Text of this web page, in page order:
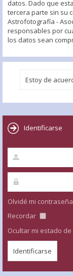
datos. Dado que
tercera parte sin su
Astrofotografía -
responsables por
los datos sean
Identificarse
Olvidé mi contraseña
Recordar
Ocultar mi estado